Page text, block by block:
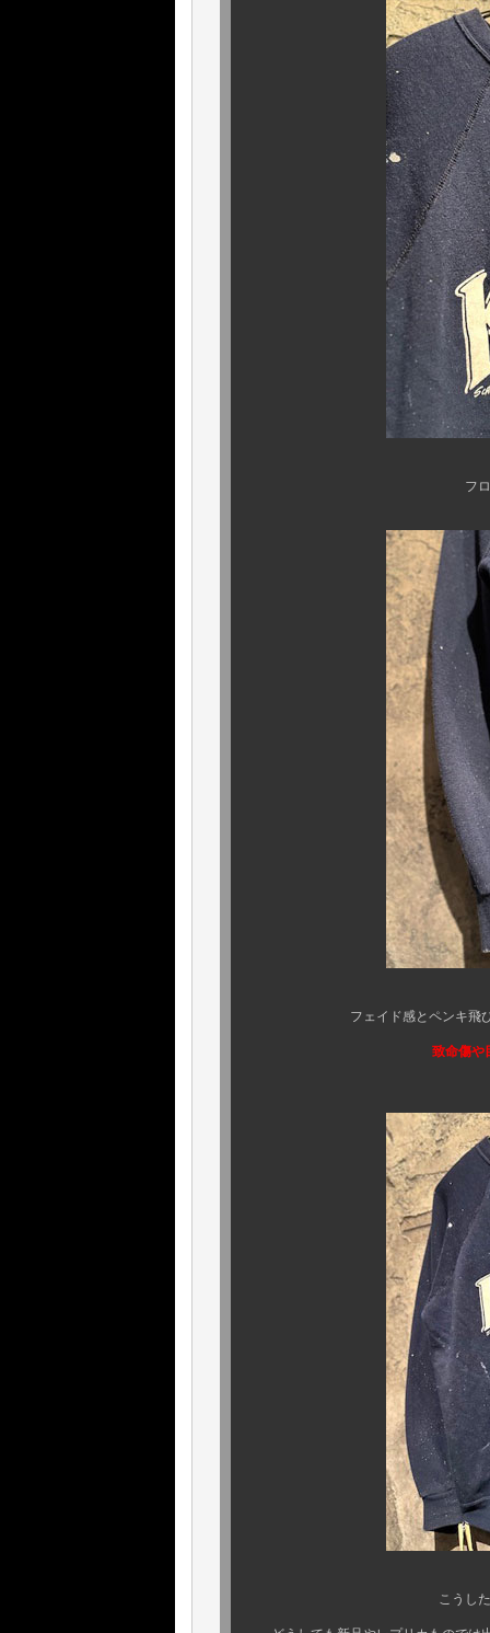
フロントプリント
フェイド感とペンキ飛びがまた
致命傷や
こうした何とも味わ